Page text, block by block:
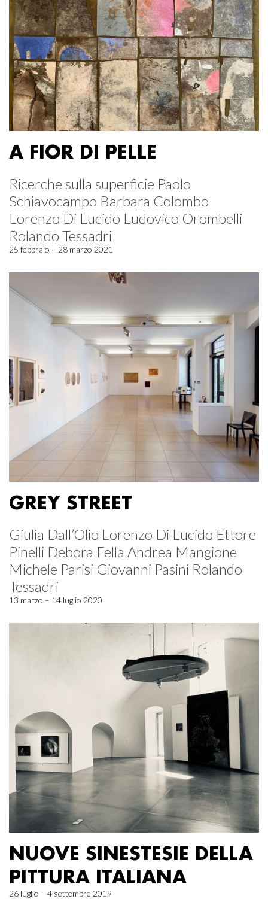
A FIOR DI PELLE
Ricerche sulla superficie Paolo
Schiavocampo Barbara Colombo
Lorenzo Di Lucido Ludovico Orombelli
Rolando Tessadri
25 febbraio – 28 marzo 2021
GREY STREET
Giulia Dall’Olio Lorenzo Di Lucido Ettore
Pinelli Debora Fella Andrea Mangione
Michele Parisi Giovanni Pasini Rolando
Tessadri
13 marzo – 14 luglio 2020
NUOVE SINESTESIE DELLA
PITTURA ITALIANA
26 luglio – 4 settembre 2019